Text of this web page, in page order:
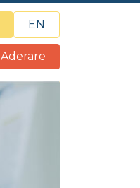
EN
Aderare